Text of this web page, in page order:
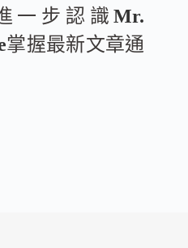
一步認識Mr.
掌握最新文章通